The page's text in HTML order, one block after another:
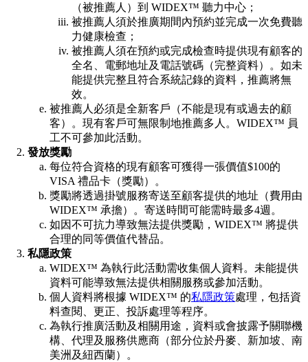
（被推薦人）到 WIDEX™ 聽力中心；
被推薦人須於推廣期間內預約並完成一次免費聽
力健康檢查；
被推薦人須在預約或完成檢查時提供現有顧客的
全名、電郵地址及電話號碼（完整資料）。如未
能提供完整且符合系統記錄的資料，推薦將無
效。
被推薦人必須是全新客戶（不能是現有或過去的顧
客）。現有客戶可無限制地推薦多人。WIDEX™ 員
工不可參加此活動。
發放獎勵
每位符合資格的現有顧客可獲得一張價值$100的
VISA 禮品卡（獎勵）。
獎勵將透過掛號服務寄送至顧客提供的地址（費用由
WIDEX™ 承擔）。寄送時間可能需時最多4週。
如因不可抗力導致無法提供獎勵，WIDEX™ 將提供
合理的同等價值代替品。
私隱政策
WIDEX™ 為執行此活動需收集個人資料。未能提供
資料可能導致無法提供相關服務或參加活動。
個人資料將根據 WIDEX™ 的私隱政策處理，包括資
料查閱、更正、投訴處理等程序。
為執行推廣活動及相關用途，資料或會披露予關聯機
構、代理及服務供應商（部分位於丹麥、新加坡、南
美洲及紐西蘭）。